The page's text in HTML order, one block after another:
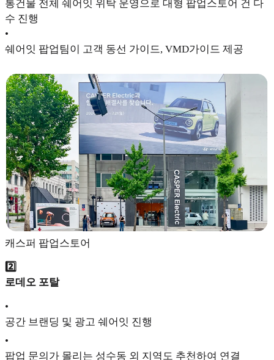
통건물 전체 쉐어잇 위탁 운영으로 대형 팝업스토어 건 다
수 진행
•
쉐어잇 팝업팀이 고객 동선 가이드, VMD가이드 제공
캐스퍼 팝업스토어
2️⃣
로데오 포탈
•
공간 브랜딩 및 광고 쉐어잇 진행
•
팝업 문의가 몰리는 성수동 외 지역도 추천하여 연결